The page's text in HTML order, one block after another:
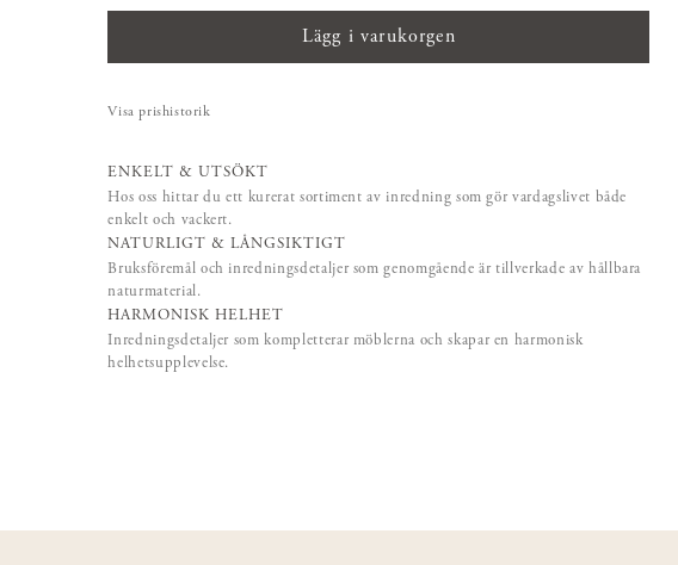
Lägg i varukorgen
Visa prishistorik
ENKELT & UTSÖKT
Hos oss hittar du ett kurerat sortiment av inredning som gör vardagslivet både
enkelt och vackert.
NATURLIGT & LÅNGSIKTIGT
Bruksföremål och inredningsdetaljer som genomgående är tillverkade av hållbara
naturmaterial.
HARMONISK HELHET
Inredningsdetaljer som kompletterar möblerna och skapar en harmonisk
helhetsupplevelse.